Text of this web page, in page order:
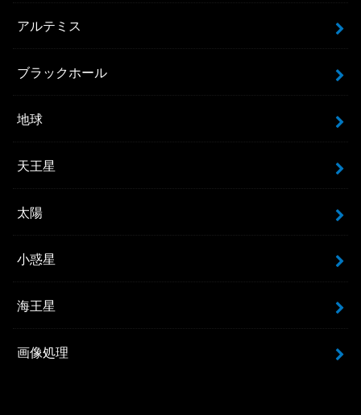
アルテミス
ブラックホール
地球
天王星
太陽
小惑星
海王星
画像処理